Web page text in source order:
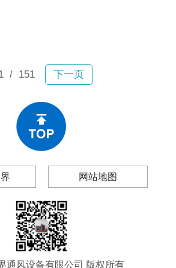
落。所幸均未造成人员伤亡，然而连
续两起事故为工程和物业管理领域敲
落绝非偶然现象。
/ 151 下一页
网站地图
通风设备有限公司 版权所有